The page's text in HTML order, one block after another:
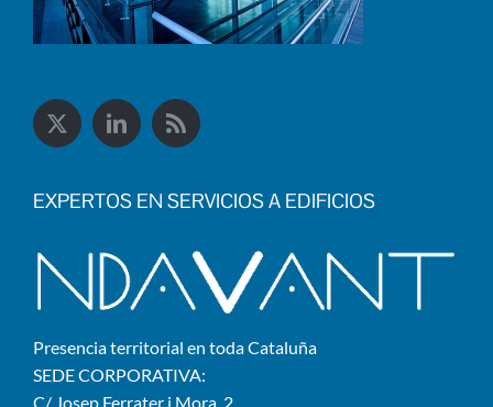
EXPERTOS EN SERVICIOS A EDIFICIOS
Presencia territorial en toda Cataluña
SEDE CORPORATIVA:
C/ Josep Ferrater i Mora, 2